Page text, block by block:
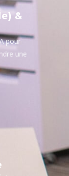
&
pour
une